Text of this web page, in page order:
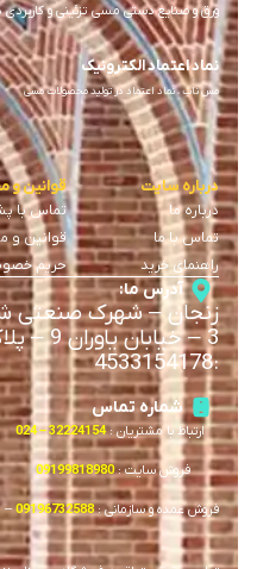
ورق و صنایع دستی مسی تزئینی و کاربردی
نماد اعتماد الکترونیک
مس ناب ، نماد اعتماد در تولید محصولات مسی
درباره سایت
درباره ما
تماس با ما
راهنمای خرید
قوانین و
تماس با
قوانین و
حریم
آدرس ما:
زنجان–شهرک صنعتی
3
–خیابان یاوران 9 –
:
4533154178
شماره تماس
ارتباط با مشتریان : 32224154 – 024
فروش سایت :09199818980
فروش عمده و سازمانی :09196732588
–